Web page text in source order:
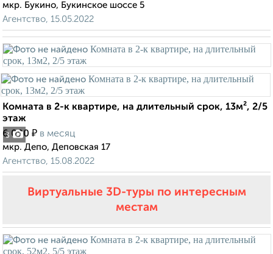
мкр. Букино, Букинское шоссе 5
Агентство, 15.05.2022
3
Комната в 2-к квартире, на длительный срок, 13м², 2/5
этаж
6 000 ₽ в месяц
мкр. Депо, Деповская 17
Агентство, 15.08.2022
Виртуальные 3D-туры по интересным
местам